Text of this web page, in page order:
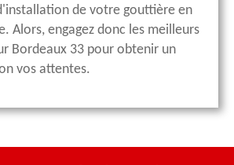
de votre gouttière en
Alors, engagez donc les meilleurs
Bordeaux 33 pour obtenir un
vos attentes.